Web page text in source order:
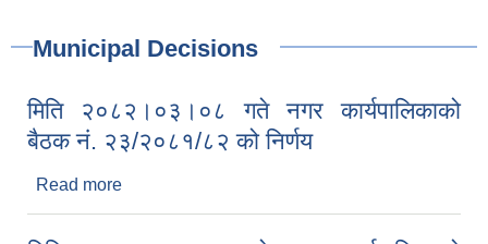
Municipal Decisions
मिति २०८२।०३।०८ गते नगर कार्यपालिकाको
बैठक नं. २३/२०८१/८२ को निर्णय
Read more